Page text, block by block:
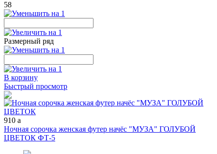
58
Размерный ряд
В корзину
Быстрый просмотр
910 a
Ночная сорочка женская футер начёс "МУЗА" ГОЛУБОЙ
ЦВЕТОК ФТ-5